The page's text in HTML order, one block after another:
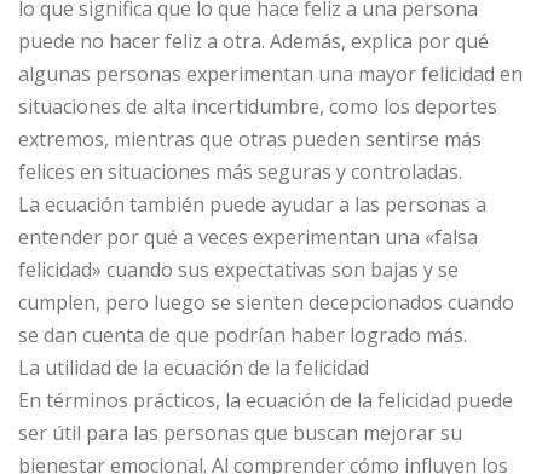
lo que significa que lo que hace feliz a una persona
puede no hacer feliz a otra. Además, explica por qué
algunas personas experimentan una mayor felicidad en
situaciones de alta incertidumbre, como los deportes
extremos, mientras que otras pueden sentirse más
felices en situaciones más seguras y controladas.
La ecuación también puede ayudar a las personas a
entender por qué a veces experimentan una «falsa
felicidad» cuando sus expectativas son bajas y se
cumplen, pero luego se sienten decepcionados cuando
se dan cuenta de que podrían haber logrado más.
La utilidad de la ecuación de la felicidad
En términos prácticos, la ecuación de la felicidad puede
ser útil para las personas que buscan mejorar su
bienestar emocional. Al comprender cómo influyen los